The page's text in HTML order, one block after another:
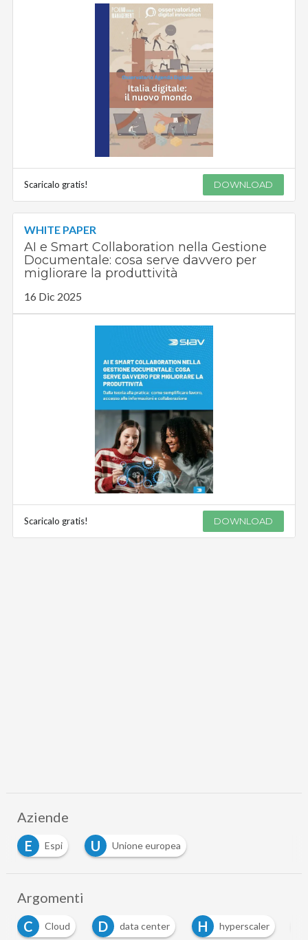
Scaricalo gratis! DOWNLOAD
WHITE PAPER
AI e Smart Collaboration nella Gestione
Documentale: cosa serve davvero per
migliorare la produttività
16 Dic 2025
Scaricalo gratis! DOWNLOAD
Aziende
E
Espi U Unione europea
Argomenti
D
data center H hyperscaler S sovranità